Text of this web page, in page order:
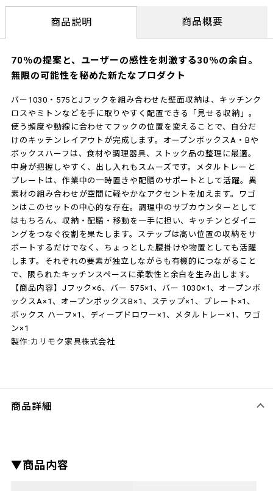
商品説明 商品概要
70％の提案と、ユーザーの感性を刺激する30％の余白。
無限の可能性を秘めた新たなプロダクト
バー1030・575とJフックを組み合わせた壁面収納は、キッチンク
ロスやミトンなどを手に取りやすく配置できる「見せる収納」。
使う頻度や動線に合わせてフックの位置を変えることで、自分だ
けのキッチンレイアウトが完成します。オープンボックスA・Bや
ボックスハーフは、食材や調理器具、ストック品の整理に最適。
中身が把握しやすく、出し入れもスムーズです。メタルトレーと
プレートは、作業中の一時置きや配膳のサポートとして活躍。異
素材の組み合わせが空間に軽やかなアクセントを加えます。ワゴ
ンはこのセットの中心的な存在。調理中のサブカウンターとして
はもちろん、収納・配膳・移動を一手に担い、キッチンとダイニ
ングをつなぐ役割を果たします。ステップは高い位置の収納をサ
ポートするだけでなく、ちょっとした腰掛けや物置としても活躍
します。それぞれの要素が独立しながらも有機的につながること
で、限られたキッチンスペースに柔軟性と余白を生み出します。
【商品内容】Jフック×6、バー 575×1、バー 1030×1、オープンボ
ックスA×1、オープンボックスB×1、ステップ×1、プレート×1、
ボックス ハーフ×1、ディープドロワー×1、メタルトレー×1、ワゴ
ン×1
製作:カリモク家具株式会社
商品詳細
▼商品内容